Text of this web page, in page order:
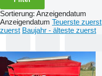
Sortierung: Anzeigendatum
Anzeigendatum Teuerste zuerst
zuerst Baujahr - älteste zuerst